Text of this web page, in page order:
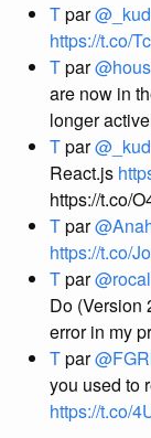
Tpar@_kud
https://t.co/
Tpar
are now in
longer
Tpar@_kud
React.js
https://t.co/
Tpar
https://t.co/
Tpar
Do (Version
error in my
Tpar
you used to
https://t.co/